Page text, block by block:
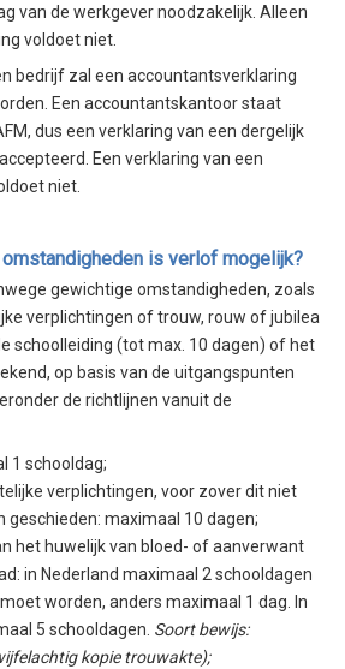
van de werkgever noodzakelijk. Alleen
voldoet niet.
bedrijf zal een accountantsverklaring
Een accountantskantoor staat
dus een verklaring van een dergelijk
Een verklaring van een
niet.
is verlof mogelijk?
gewichtige omstandigheden, zoals
verplichtingen of trouw, rouw of jubilea
schoolleiding (tot max. 10 dagen) of het
op basis van de uitgangspunten
de richtlijnen vanuit de
1 schooldag;
verplichtingen, voor zover dit niet
geschieden: maximaal 10 dagen;
het huwelijk van bloed- of aanverwant
in Nederland maximaal 2 schooldagen
worden, anders maximaal 1 dag. In
5 schooldagen. Soort bewijs:
kopie trouwakte);